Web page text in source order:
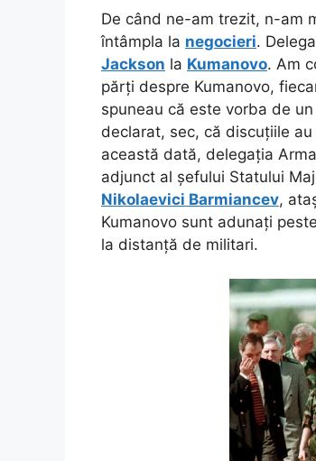
De când ne-am trezit, n-am
întâmpla la negocieri.
Jackson la Kumanovo. Am
părți despre Kumanovo,
spuneau că este vorba de un
declarat, sec, că discuțiile
această dată, delegația
adjunct al șefului Statului
Nikolaevici Barmiancev,
Kumanovo sunt adunați peste
la distanță de militari.